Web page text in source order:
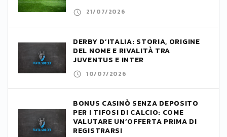
21/07/2026
DERBY D’ITALIA: STORIA, ORIGINE
DEL NOME E RIVALITÀ TRA
JUVENTUS E INTER
10/07/2026
BONUS CASINÒ SENZA DEPOSITO
PER I TIFOSI DI CALCIO: COME
VALUTARE UN’OFFERTA PRIMA DI
REGISTRARSI